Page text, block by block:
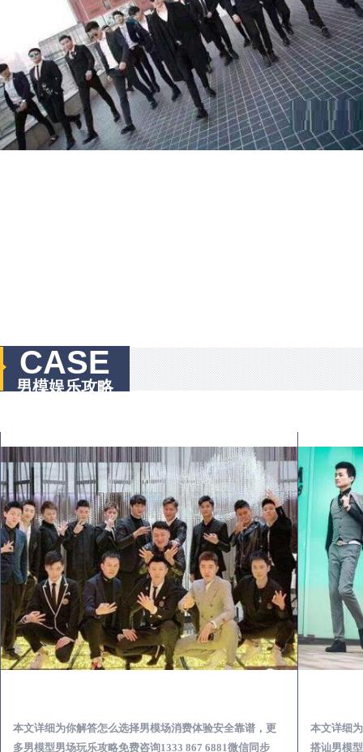
CASE
男模娱乐攻略
本文详细为你解答怎么选择男模场消费体验安全靠谱，更
多男模型男场玩乐攻略免费咨询1333 867 6881微信同步
本文详细
搭讪男模